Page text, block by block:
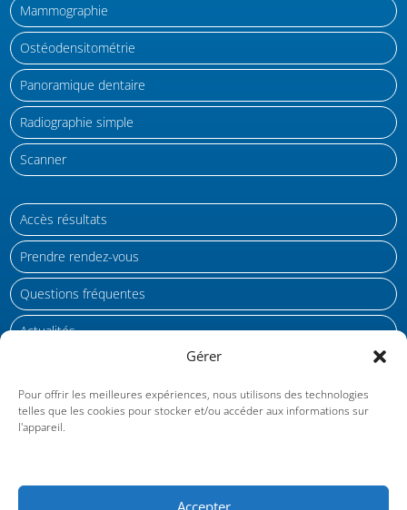
Gérer
Pour offrir les meilleures expériences, nous utilisons des technologies
telles que les cookies pour stocker et/ou accéder aux informations sur
l'appareil.
Accepter
Mammographie
Ostéodensitométrie
Panoramique dentaire
Radiographie simple
Scanner
Accès résultats
Prendre rendez-vous
Questions fréquentes
Actualités
Gestion des cookies
Protection des données personnelles RGPD